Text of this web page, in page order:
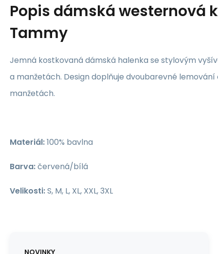
Popis dámská westernová
Tammy
Jemná kostkovaná dámská halenka se stylovým
a manžetách. Design doplňuje dvoubarevné
manžetách.
Materiál:100% bavlna
Barva:červená/bílá
Velikosti:S, M, L, XL, XXL, 3XL
NOVINKY